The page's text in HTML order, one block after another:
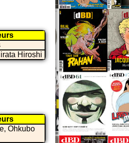
Hiroshi
Ohkubo